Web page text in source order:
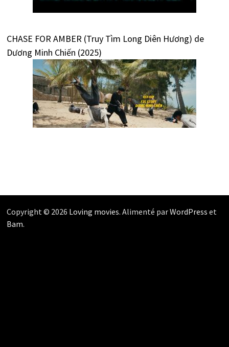
CHASE FOR AMBER (Truy Tìm Long Diên Hương) de
Dương Minh Chiến (2025)
Copyright © 2026 Loving movies. Alimenté parWordPress et
Bam.